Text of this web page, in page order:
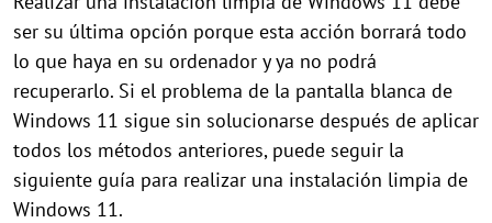
ser su última opción porque esta acción borrará todo
lo que haya en su ordenador y ya no podrá
recuperarlo. Si el problema de la pantalla blanca de
Windows 11 sigue sin solucionarse después de aplicar
todos los métodos anteriores, puede seguir la
siguiente guía para realizar una instalación limpia de
Windows 11.